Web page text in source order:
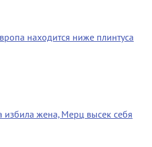
находится ниже плинтуса
избила жена, Мерц высек себя